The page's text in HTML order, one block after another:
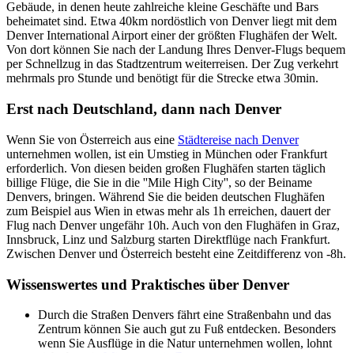
Gebäude, in denen heute zahlreiche kleine Geschäfte und Bars
beheimatet sind. Etwa 40km nordöstlich von Denver liegt mit dem
Denver International Airport einer der größten Flughäfen der Welt.
Von dort können Sie nach der Landung Ihres Denver-Flugs bequem
per Schnellzug in das Stadtzentrum weiterreisen. Der Zug verkehrt
mehrmals pro Stunde und benötigt für die Strecke etwa 30min.
Erst nach Deutschland, dann nach Denver
Wenn Sie von Österreich aus eine Städtereise nach Denver
unternehmen wollen, ist ein Umstieg in München oder Frankfurt
erforderlich. Von diesen beiden großen Flughäfen starten täglich
billige Flüge, die Sie in die ''Mile High City'', so der Beiname
Denvers, bringen. Während Sie die beiden deutschen Flughäfen
zum Beispiel aus Wien in etwas mehr als 1h erreichen, dauert der
Flug nach Denver ungefähr 10h. Auch von den Flughäfen in Graz,
Innsbruck, Linz und Salzburg starten Direktflüge nach Frankfurt.
Zwischen Denver und Österreich besteht eine Zeitdifferenz von -8h.
Wissenswertes und Praktisches über Denver
Durch die Straßen Denvers fährt eine Straßenbahn und das
Zentrum können Sie auch gut zu Fuß entdecken. Besonders
wenn Sie Ausflüge in die Natur unternehmen wollen, lohnt